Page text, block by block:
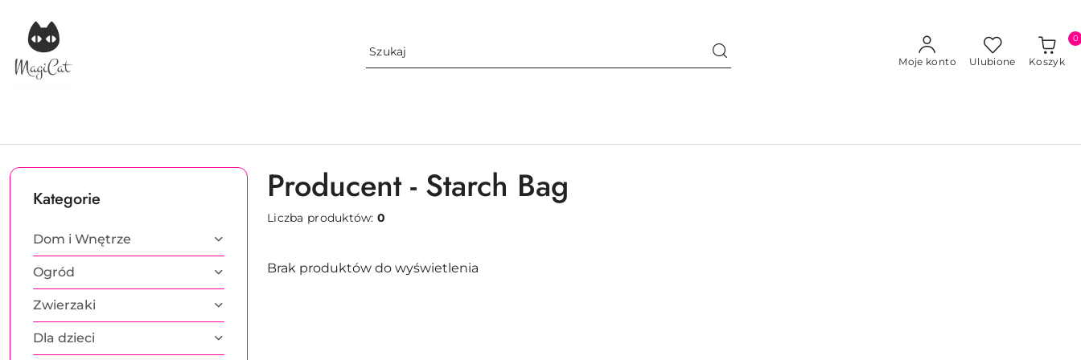
Przejdź do treści głównej
Przejdź do wyszukiwarki
Przejdź do moje konto
Przejdź do menu głównego
Przejdź do stopki
Moje konto Ulubione Koszyk
0
Kategorie
Dom i Wnętrze
Ogród
Zwierzaki
Dla dzieci
Producent - Starch Bag
Liczba produktów:0
Brak produktów do wyświetlenia